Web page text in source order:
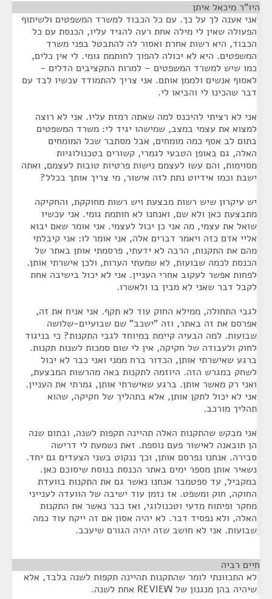
היו"ר מיכאל איתן
אני אענה לך על כך. עם כל הכבוד למשרד המשפטים ולשיתוף
הפעולה שאין לי מילה אחת רעה להגיד עליו, הכנסת עם כל
הכבוד, היא רשות אחרת ואסור לה להתבטל בפני משרד
המשפטים. היא לא יכולה להפוך לחותמת גומי. לי אין כלים,
כמו שיש למשרד המשפטים – למרות התקציבים הדלים -
לאסוף אנשים ולממן אותם. אני צריך להתמודד עכשיו לבד עם
דבר שהכינו לי והביאו לי.
אני לא רציתי להיכנס למה שאתה רמזת עליו. אני לא רוצה
למצוא את עצמי במצב, שמישהו יגיד לי: משרד המשפטים
בתום לב אסף כמה מומחים, אבל מסתבר שכל המומחים
האלה, גם באופן הטבעי לגמרי, קשורים בטכנולוגיות
מסוימות, והם עשו לעצמם נישות פרטיות טובות לעצמם, ואתה
ישבת וכמו אידיוט נתת לזה אישור, מי צריך אותך בכלל?
יש עיקרון שיש רשות מבצעת ויש רשות מחוקקת, והחקיקה
מתבצעת כאן ולא שם, ואנחנו לא חותמת גומי. אני עכשיו
שואל את עצמי, מה אני כן יכול לעצמי. אני אומר שאם יבוא
אליי אדם כזה ויאמר דברים אלה, אני אומר לו: אני קיבלתי
מהם את התקנות, הרבה לא ידעתי, פרסמתי אותן באתר של
הכנסת לכמה שבועות, לא שמעתי הערות, ולכן אישרתי אותן.
לפחות אפשר לעקוב אחרי העניין. אני לא יכול בישיבה אחת
לקבל דבר שאני לא מבין בו ולאשרו.
לגבי התחולה, ממילא החוק עוד לא תקף. אני אניח את זה,
אפרסם את זה באתר, וזה "ישכב" שם שבועיים-שלושה
שבועות. למה הבעיה קיימת במיוחד לגבי התקנות? כי בניגוד
לחוק ולעבודה של חקיקה, אין לי שום סמכות לשנות תקנות.
ברגע שאישרתי אותן, הכדור ברח ממני ואני כבר לא יכול
לשחק במגרש הזה. היוזמה לתקנות באה מהרשות המבצעת,
ואני רק מאשר אותן. ברגע שאישרתי אותן, גמרתי את העניין.
אני לא יכול לתקן אותן, אלא בתהליך של חקיקה, שהוא
תהליך מורכב.
אני מבקש שהתקנות האלה תהיינה תקפות לשנה, ובתום שנה
הן תובאנה לאישור פעם נוספת. זאת נשמעת לי דרישה
סבירה. אנחנו נפרסם אותן, וכך ננקוט בשני הצעדים גם יחד.
נשאיר אותן מספר ימים באתר הכנסת בנוסח שיסוכם כאן.
במקביל, עד ספטמבר אנחנו נאשר גם את התקנות בוועדת
החוקה, חוק ומשפט. אז נזמן עוד ישיבה של הוועדה לענייני
מחקר ופיתוח מדעי וטכנולוגי, ואז כבר נאשר את התקנות
האלה, ולא נפסיד דבר. לא יהיה אסון אם זה ייקח עוד כמה
שבועות. אני לא חושב שזה יהיה הגורם שיעכב.
חיים רביה
לא התכוונתי לומר שהתקנות תהיינה תקפות לשנה בלבד, אלא
שיהיה בהן מנגנון של REVIEW אחת לשנה.